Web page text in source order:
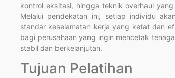
kontrol eksitasi, hingga teknik overhaul
Melalui pendekatan ini, setiap individu
standar keselamatan kerja yang ketat dan
bagi perusahaan yang ingin mencetak
stabil dan berkelanjutan.
Tujuan Pelatihan